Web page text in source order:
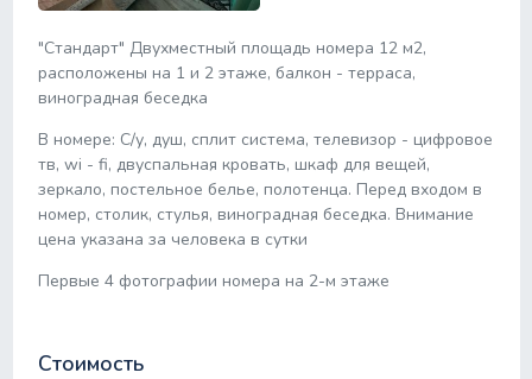
"Стандарт" Двухместный площадь номера 12 м2,
расположены на 1 и 2 этаже, балкон - терраса,
виноградная беседка
В номере: С/у, душ, сплит система, телевизор - цифровое
тв, wi - fi, двуспальная кровать, шкаф для вещей,
зеркало, постельное белье, полотенца. Перед входом в
номер, столик, стулья, виноградная беседка. Внимание
цена указана за человека в сутки
Первые 4 фотографии номера на 2-м этаже
Стоимость